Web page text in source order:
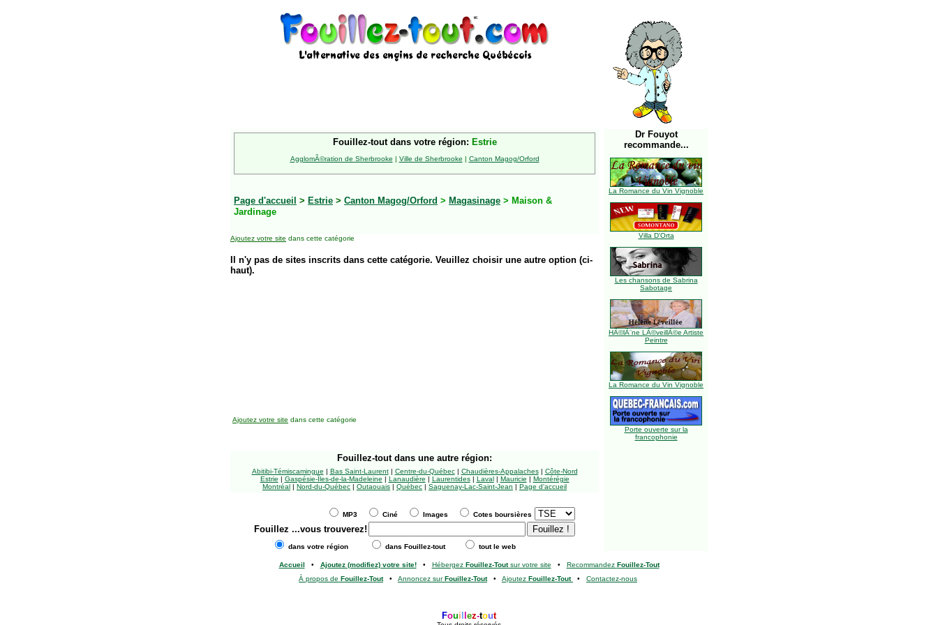
Fouillez-tout dans votre région: Estrie
AgglomÃ©ration de Sherbrooke | Ville de Sherbrooke | Canton Magog/Orford
Page d'accueil > Estrie > Canton Magog/Orford > Magasinage > Maison &
Jardinage
Ajoutez votre site dans cette catégorie
Il n'y pas de sites inscrits dans cette catégorie. Veuillez choisir une autre option (ci-
haut).
Dr Fouyot
recommande...
La Romance du Vin Vignoble
Villa D'Orta
Les chansons de Sabrina
Sabotage
HÃ©lÃ¨ne LÃ©veillÃ©e Artiste
Peintre
La Romance du Vin Vignoble
Porte ouverte sur la
francophonie
Ajoutez votre site dans cette catégorie
Fouillez-tout dans une autre région:
Abitibi-Témiscamingue | Bas Saint-Laurent| Centre-du-Québec| Chaudières-Appalaches| Côte-Nord
Estrie | Gaspésie-Îles-de-la-Madeleine | Lanaudière | Laurentides| Laval| Mauricie | Montérégie
Montréal | Nord-du-Québec | Outaouais | Québec | Saguenay-Lac-Saint-Jean | Page d'accueil
MP3 Ciné Images Cotes boursières
Fouillez ...vous trouverez!
dans votre région dans Fouillez-tout tout le web
Accueil • Ajoutez (modifiez) votre site!• Hébergez Fouillez-Toutsur votre site • Recommandez Fouillez-Tout
À propos de Fouillez-Tout• Annoncez surFouillez-Tout• Ajoutez Fouillez-Tout • Contactez-nous
Foui ez-tout